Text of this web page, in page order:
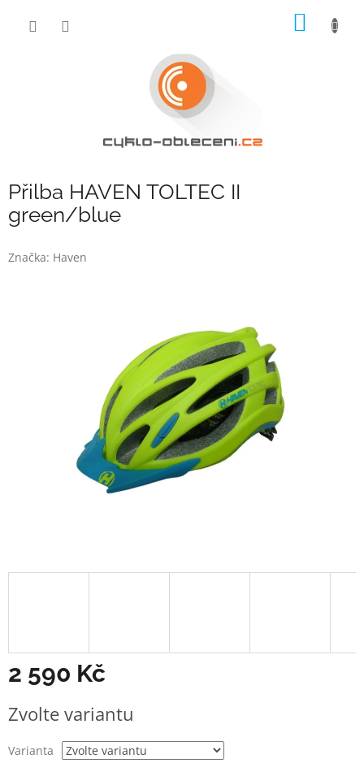
Přilba HAVEN TOLTEC II
green/blue
Značka: Haven
2 590 Kč
cena:
Zvolte variantu
Varianta